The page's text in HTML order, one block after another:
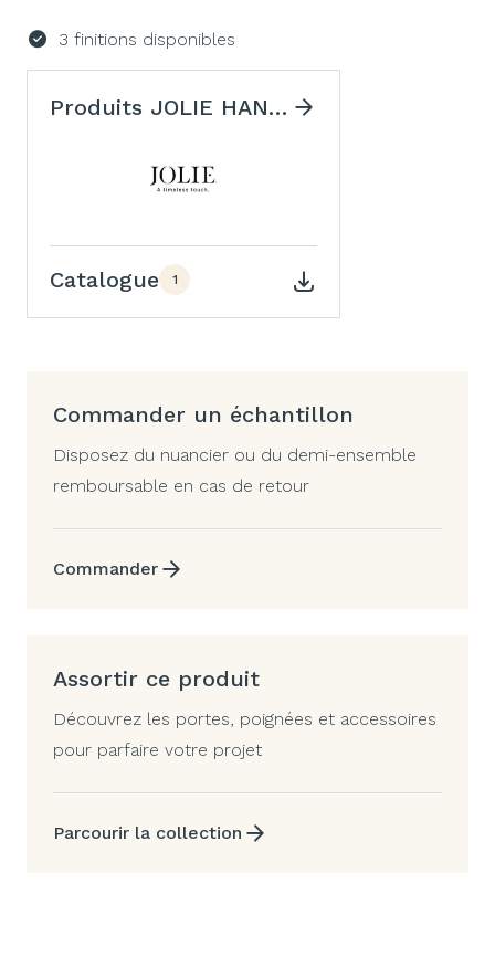
3 finitions disponibles
Produits JOLIE HANDLES
Catalogue 1
Commander un échantillon
Disposez du nuancier ou du demi-ensemble
remboursable en cas de retour
Commander
Assortir ce produit
Découvrez les portes, poignées et accessoires
pour parfaire votre projet
Parcourir la collection